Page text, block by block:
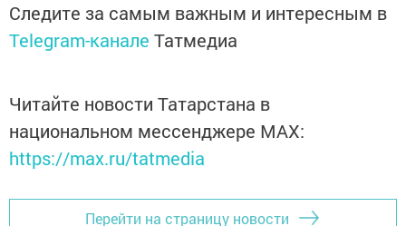
Следите за самым важным и интересным в
Telegram-канале Татмедиа
Читайте новости Татарстана в
национальном мессенджере MАХ:
https://max.ru/tatmedia
Перейти на страницу новости